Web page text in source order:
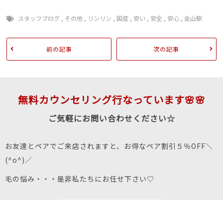
スタッフブログ , その他 , リンリン , 国産 , 安い , 安全 , 安心 ,金山駅
前の記事 次の記事
無料カウンセリング行なっています🌸🌸
ご気軽にお問い合わせください☆
お友達とペアでご来店されますと、お得なペア割引５％OFF＼
(^o^)／
毛の悩み・・・是非私たちにお任せ下さい♡